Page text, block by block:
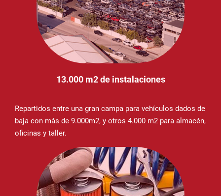
13.000 m2 de instalaciones
Repartidos entre una gran campa para vehículos dados de
baja con más de 9.000m2, y otros 4.000 m2 para almacén,
oficinas y taller.